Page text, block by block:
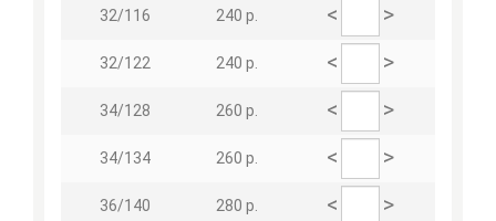
32/116 240 р. < >
32/122 240 р. < >
34/128 260 р. < >
34/134 260 р. < >
36/140 280 р. < >